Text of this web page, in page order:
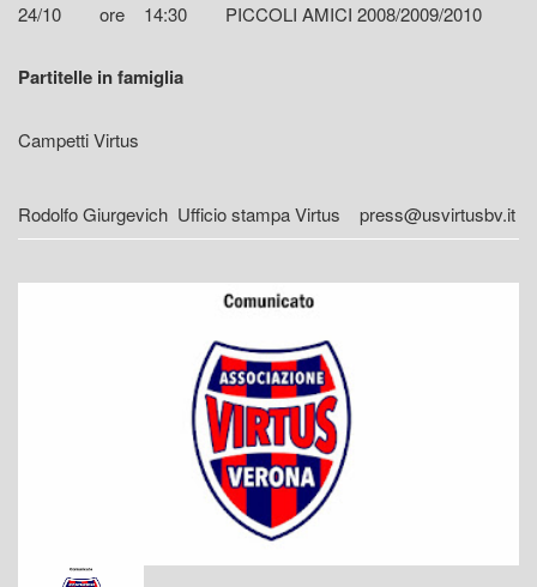
24/10 ore 14:30 PICCOLI AMICI 2008/2009/2010
Partitelle in famiglia
Campetti Virtus
Rodolfo Giurgevich Ufficio stampa Virtus press@usvirtusbv.it